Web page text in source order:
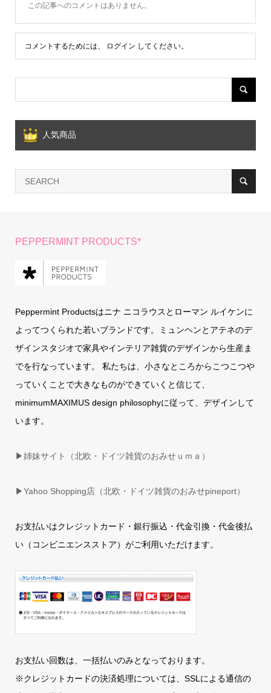
この記事へのコメントはありません。
コメントするためには、 ログイン してください。
人気商品
PEPPERMINT PRODUCTS*
Peppermint Productsはニナ ニコラウスとローマン ルイケンに
よってつくられた若いブランドです。ミュンヘンとアテネのデ
ザインスタジオで家具やインテリア雑貨のデザインから生産ま
でを行なっています。 私たちは、小さなところからこつこつや
っていくことで大きなものができていくと信じて、
minimumMAXIMUS design philosophyに従って、デザインして
います。
▶姉妹サイト（北欧・ドイツ雑貨のおみせｕｍａ）
▶Yahoo Shopping店（北欧・ドイツ雑貨のおみせpineport）
お支払いはクレジットカード・銀行振込・代金引換・代金後払
い（コンビニエンスストア）がご利用いただけます。
お支払い回数は、一括払いのみとなっております。
※クレジットカードの決済処理については、SSLによる通信の